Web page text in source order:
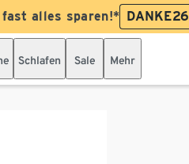
fast alles sparen!* DANKE26
Schlafen Sale Mehr